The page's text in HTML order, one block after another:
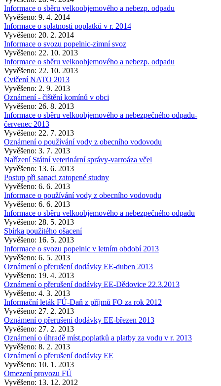
Informace o sběru velkoobjemového a nebezp. odpadu
Vyvěšeno: 9. 4. 2014
Informace o splatnosti poplatků v r. 2014
Vyvěšeno: 20. 2. 2014
Informace o svozu popelnic-zimní svoz
Vyvěšeno: 22. 10. 2013
Informace o sběru velkoobjemového a nebezp. odpadu
Vyvěšeno: 22. 10. 2013
Cvičení NATO 2013
Vyvěšeno: 2. 9. 2013
Oznámení - čištění komínů v obci
Vyvěšeno: 26. 8. 2013
Informace o sběru velkoobjemového a nebezpečného odpadu-
červenec 2013
Vyvěšeno: 22. 7. 2013
Oznámení o používání vody z obecního vodovodu
Vyvěšeno: 3. 7. 2013
Nařízení Státní veterinární správy-varroáza včel
Vyvěšeno: 13. 6. 2013
Postup při sanaci zatopené studny
Vyvěšeno: 6. 6. 2013
Informace o používání vody z obecního vodovodu
Vyvěšeno: 6. 6. 2013
Informace o sběru velkoobjemového a nebezpečného odpadu
Vyvěšeno: 28. 5. 2013
Sbírka použitého ošacení
Vyvěšeno: 16. 5. 2013
Informace o svozu popelnic v letním období 2013
Vyvěšeno: 6. 5. 2013
Oznámení o přerušení dodávky EE-duben 2013
Vyvěšeno: 19. 4. 2013
Oznámení o přerušení dodávky EE-Dědovice 22.3.2013
Vyvěšeno: 4. 3. 2013
Informační leták FÚ-Daň z příjmů FO za rok 2012
Vyvěšeno: 27. 2. 2013
Oznámení o přerušení dodávky EE-březen 2013
Vyvěšeno: 27. 2. 2013
Oznámení o úhradě míst.poplatků a platby za vodu v r. 2013
Vyvěšeno: 8. 2. 2013
Oznámení o přerušení dodávky EE
Vyvěšeno: 10. 1. 2013
Omezení provozu FÚ
Vyvěšeno: 13. 12. 2012